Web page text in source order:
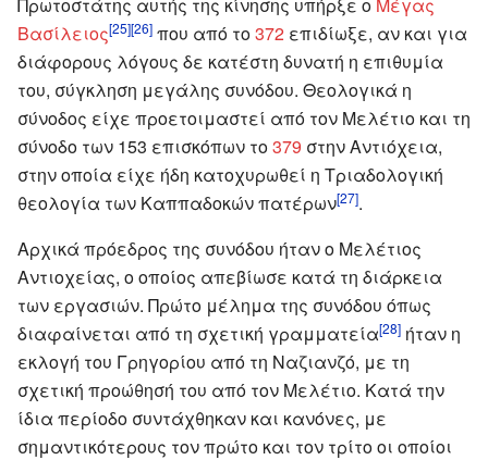
Βασίλειος[25][26] που από το372 επιδίωξε, αν και για
διάφορους λόγους δε κατέστη δυνατή η επιθυμία
του, σύγκληση μεγάλης συνόδου. Θεολογικά η
σύνοδος είχε προετοιμαστεί από τον Μελέτιο και τη
σύνοδο των 153 επισκόπων το379 στην Αντιόχεια,
στην οποία είχε ήδη κατοχυρωθεί η Τριαδολογική
θεολογία των Καππαδοκών πατέρων[27].
Αρχικά πρόεδρος της συνόδου ήταν ο Μελέτιος
Αντιοχείας, ο οποίος απεβίωσε κατά τη διάρκεια
των εργασιών. Πρώτο μέλημα της συνόδου όπως
διαφαίνεται από τη σχετική γραμματεία[28] ήταν η
εκλογή του Γρηγορίου από τη Ναζιανζό, με τη
σχετική προώθησή του από τον Μελέτιο. Κατά την
ίδια περίοδο συντάχθηκαν και κανόνες, με
σημαντικότερους τον πρώτο και τον τρίτο οι οποίοι